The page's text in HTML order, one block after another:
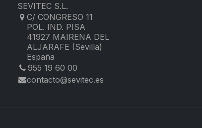
SEVITEC S.L.
C/ CONGRESO 11
POL. IND. PISA
41927 MAIRENA DEL
ALJARAFE (Sevilla)
España
955 19 60 00
contacto@sevitec.es